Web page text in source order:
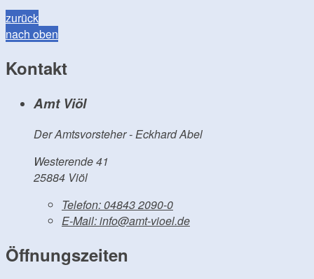
zurück
nach oben
Kontakt
Amt Viöl
Der Amtsvorsteher - Eckhard Abel
Westerende 41
25884 Viöl
Telefon: 04843 2090-0
E-Mail:info@amt-vioel.de
Öffnungszeiten